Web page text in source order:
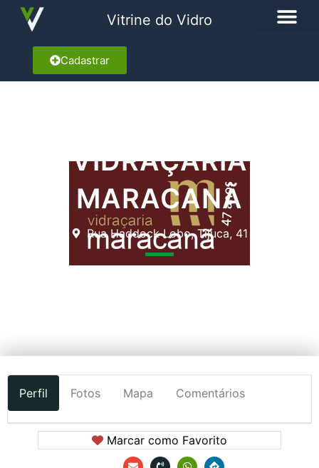
Vitrine do Vidro
Cadastrar
VIDRAÇARIA
MARACANÃ
Rua Haddock Lobo, Tijuca, 41
Perfil Fotos Mapa Comentários
Marcar como Favorito